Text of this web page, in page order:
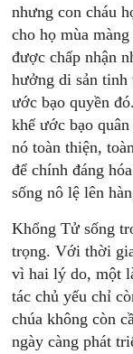
nhưng con cháu
cho họ mùa
được chấp nhận
hưởng di sản tinh
ước bạo quyền
khế ước bạo
nó toàn thiện,
để chính đáng
sống nô lệ lên
Khổng Tử sống
trọng. Với thời
vì hai lý do, một
tác chủ yếu chỉ
chúa không còn
ngày càng phát